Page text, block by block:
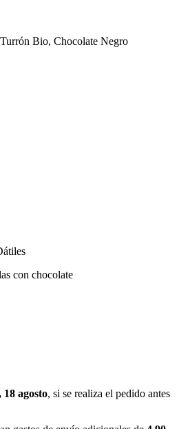
Bio, Chocolate Negro
con chocolate
agosto, si se realiza el pedido antes